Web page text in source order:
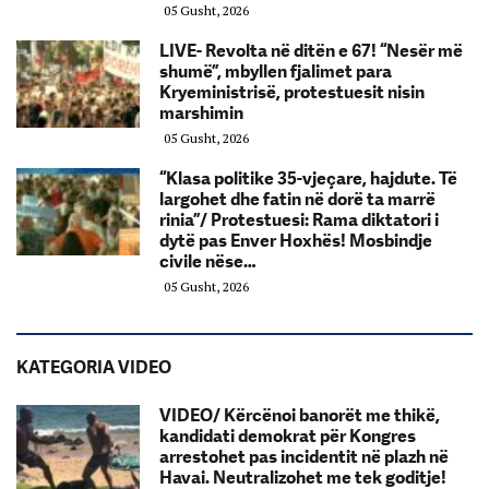
05 Gusht, 2026
LIVE- Revolta në ditën e 67! “Nesër më
shumë”, mbyllen fjalimet para
Kryeministrisë, protestuesit nisin
marshimin
05 Gusht, 2026
“Klasa politike 35-vjeçare, hajdute. Të
largohet dhe fatin në dorë ta marrë
rinia”/ Protestuesi: Rama diktatori i
dytë pas Enver Hoxhës! Mosbindje
civile nëse…
05 Gusht, 2026
KATEGORIA VIDEO
VIDEO/ Kërcënoi banorët me thikë,
kandidati demokrat për Kongres
arrestohet pas incidentit në plazh në
Havai. Neutralizohet me tek goditje!